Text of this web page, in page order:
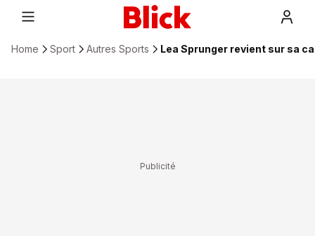
Home Sport Autres Sports Lea Sprunger revient sur sa